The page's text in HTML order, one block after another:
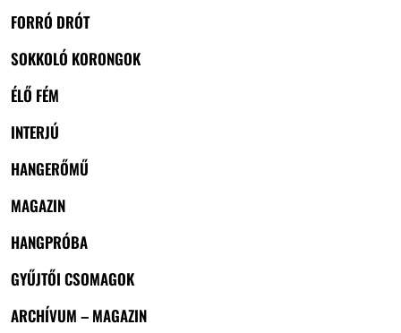
FORRÓ DRÓT
SOKKOLÓ KORONGOK
ÉLŐ FÉM
INTERJÚ
HANGERŐMŰ
MAGAZIN
HANGPRÓBA
GYŰJTŐI CSOMAGOK
ARCHÍVUM – MAGAZIN